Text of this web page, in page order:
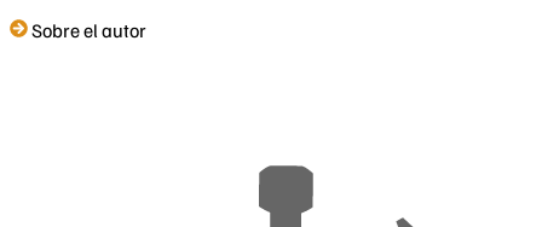
Sobre el autor